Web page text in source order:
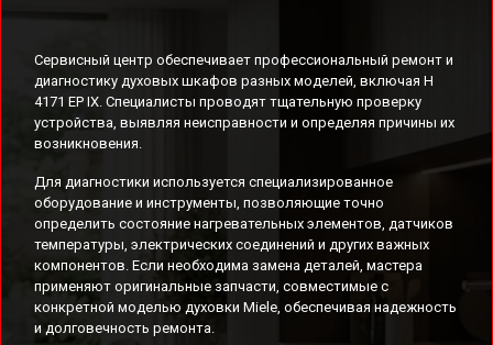
Сервисный центр обеспечивает профессиональный ремонт и
диагностику духовых шкафов разных моделей, включая H
4171 EP IX. Специалисты проводят тщательную проверку
устройства, выявляя неисправности и определяя причины их
возникновения.
Для диагностики используется специализированное
оборудование и инструменты, позволяющие точно
определить состояние нагревательных элементов, датчиков
температуры, электрических соединений и других важных
компонентов. Если необходима замена деталей, мастера
применяют оригинальные запчасти, совместимые с
конкретной моделью духовки Miele, обеспечивая надежность
и долговечность ремонта.